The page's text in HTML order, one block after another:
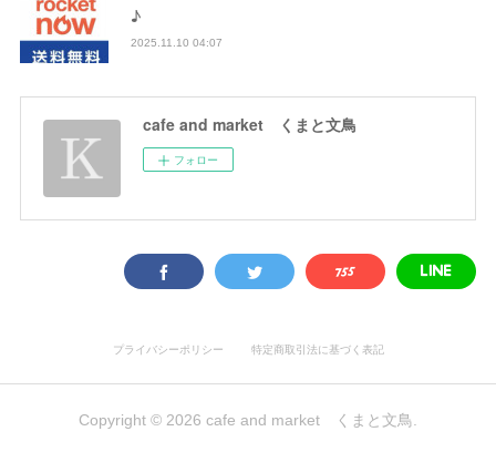
♪
2025.11.10 04:07
cafe and market くまと文鳥
フォロー
プライバシーポリシー 特定商取引法に基づく表記
Copyright © 2026 cafe and market くまと文鳥